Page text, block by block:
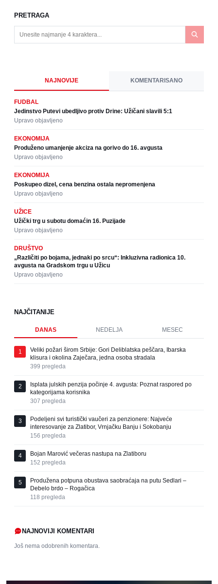
PRETRAGA
NAJNOVIJE KOMENTARISANO
FUDBAL
Jedinstvo Putevi ubedljivo protiv Drine: Užičani slavili 5:1
Upravo objavljeno
EKONOMIJA
Produženo umanjenje akciza na gorivo do 16. avgusta
Upravo objavljeno
EKONOMIJA
Poskupeo dizel, cena benzina ostala nepromenjena
Upravo objavljeno
UŽICE
Užički trg u subotu domaćin 16. Puzijade
Upravo objavljeno
DRUŠTVO
„Različiti po bojama, jednaki po srcu“: Inkluzivna radionica 10.
avgusta na Gradskom trgu u Užicu
Upravo objavljeno
NAJČITANIJE
DANAS NEDELJA MESEC
1
Veliki požari širom Srbije: Gori Deliblatska peščara, Ibarska
klisura i okolina Zaječara, jedna osoba stradala
399 pregleda
2
Isplata julskih penzija počinje 4. avgusta: Poznat raspored po
kategorijama korisnika
307 pregleda
3
Podeljeni svi turistički vaučeri za penzionere: Najveće
interesovanje za Zlatibor, Vrnjačku Banju i Sokobanju
156 pregleda
4
Bojan Marović večeras nastupa na Zlatiboru
152 pregleda
5
Produžena potpuna obustava saobraćaja na putu Sedlari –
Debelo brdo – Rogačica
118 pregleda
NAJNOVIJI KOMENTARI
Još nema odobrenih komentara.